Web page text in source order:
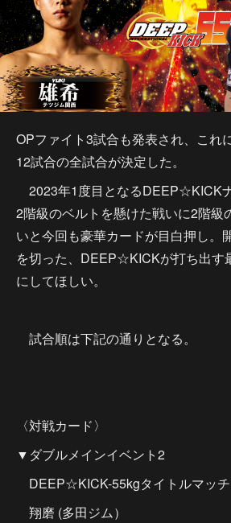
OPファイト3試合も発表され、これ
12試合の全試合が決定した。
2023年1度目となるDEEP☆KICKナ
2階級のベルトを懸けた戦いに2階級
いと今回も豪華カードが目白押し。
を切った、DEEP☆KICKが打ち出す
にしてほしい。
試合順は下記の通りとなる。
〈対戦カード〉
▼ダブルメインイベント2
DEEP☆KICK-55kgタイトルマッ
翔磨 (多田ジム）